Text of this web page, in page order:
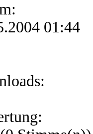
01:44